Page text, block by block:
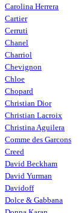
Carolina Herrera
Cartier
Cerruti
Chanel
Charriol
Chevignon
Chloe
Chopard
Christian Dior
Christian Lacroix
Christina Aguilera
Comme des Garcons
Creed
David Beckham
David Yurman
Davidoff
Dolce & Gabbana